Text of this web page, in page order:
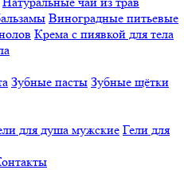
Виноградные питьевые
Крема с пиявкой для тела
Зубные пасты Зубные щётки
для душа мужские Гели для